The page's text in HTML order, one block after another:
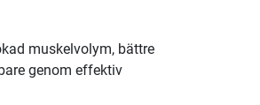
muskelvolym, bättre
genom effektiv